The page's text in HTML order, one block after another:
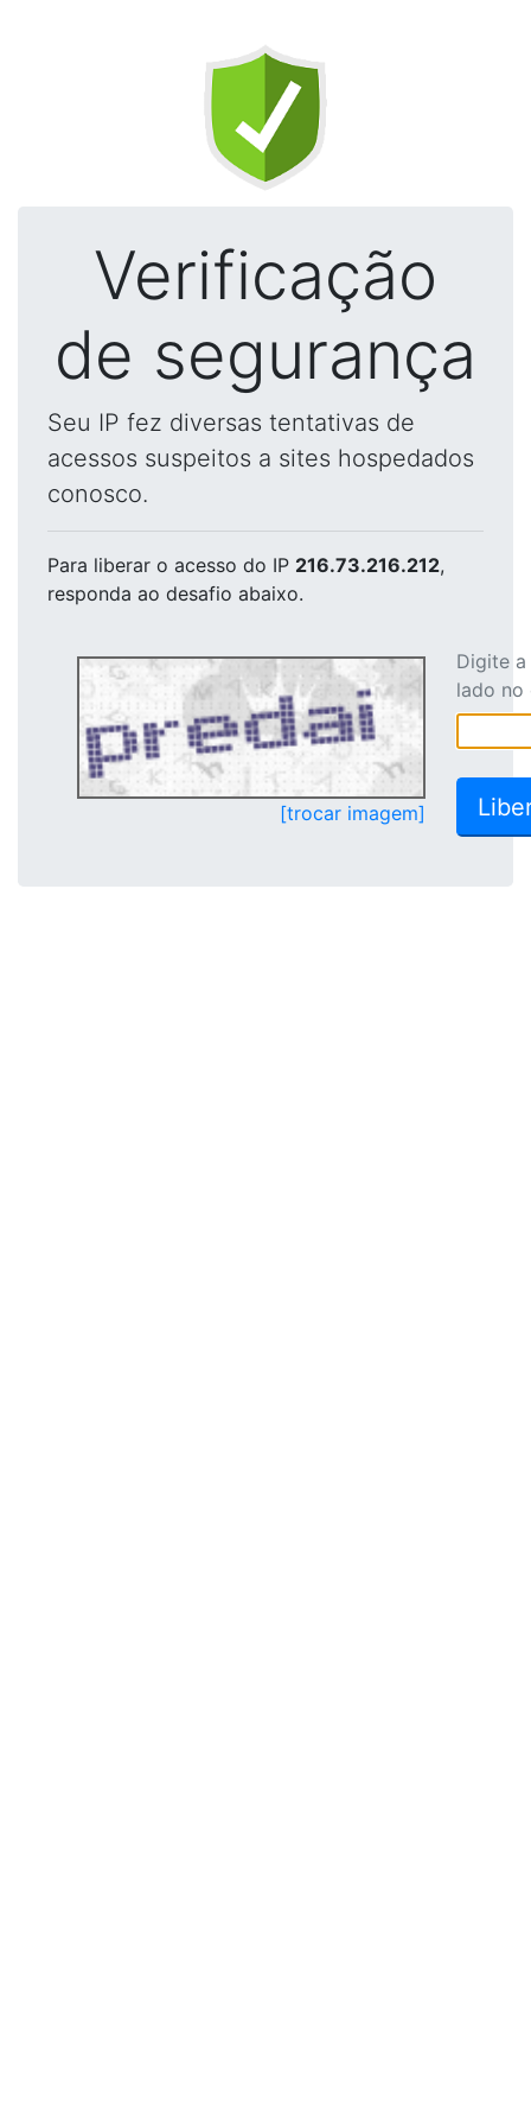
Verificação
de segurança
Seu IP fez diversas tentativas de
acessos suspeitos a sites hospedados
conosco.
Para liberar o acesso do IP 216.73.216.212,
responda ao desafio abaixo.
[trocar imagem]
Digite
lado no